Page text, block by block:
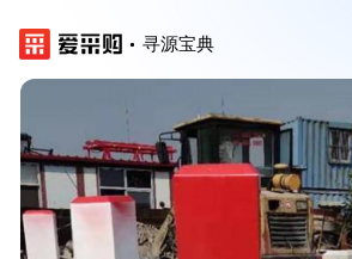
寻源宝典